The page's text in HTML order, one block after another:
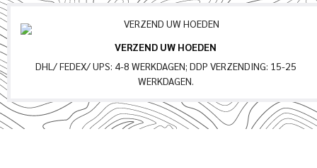
VERZEND UW HOEDEN
DHL/ FEDEX/ UPS: 4-8 WERKDAGEN; DDP VERZENDING: 15-25
WERKDAGEN.